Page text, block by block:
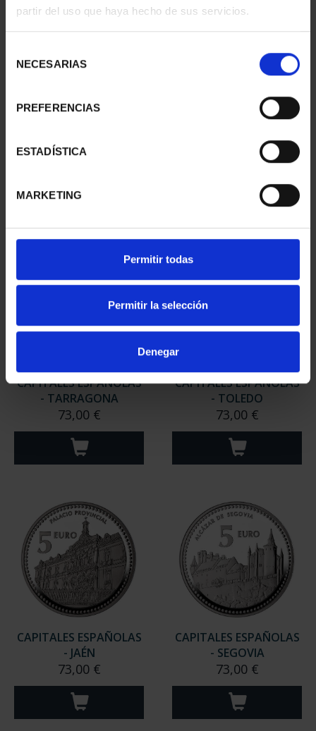
partir del uso que haya hecho de sus servicios.
NECESARIAS
PREFERENCIAS
ESTADÍSTICA
MARKETING
Permitir todas
Permitir la selección
Denegar
- PONTEVEDRA
73,00 €
- HUELVA
CAPITALES ESPAÑOLAS
- TARRAGONA
73,00 €
CAPITALES ESPAÑOLAS
- TOLEDO
73,00 €
CAPITALES ESPAÑOLAS
- JAÉN
73,00 €
CAPITALES ESPAÑOLAS
- SEGOVIA
73,00 €